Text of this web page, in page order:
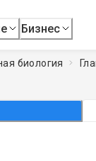
Бизнес
биология